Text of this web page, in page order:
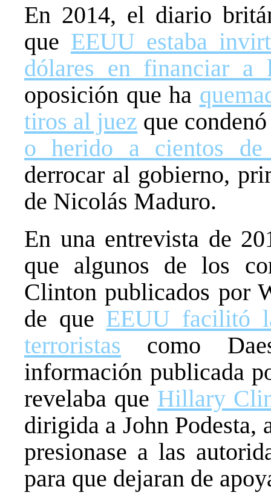
En 2014, el diario
que EEUU estaba
dólares en financiar a
oposición que ha
tiros al juez que
o herido a cientos de
derrocar al gobierno,
de Nicolás Maduro.
En una entrevista de
que algunos de los
Clinton publicados por
de que EEUU facilitó
terroristas como
información publicada
revelaba que Hillary
dirigida a John Podesta,
presionase a las
para que dejaran de